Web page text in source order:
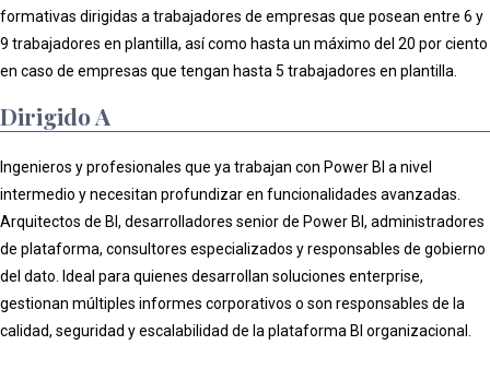
formativas dirigidas a trabajadores de empresas que posean entre 6 y
9 trabajadores en plantilla, así como hasta un máximo del 20 por ciento
en caso de empresas que tengan hasta 5 trabajadores en plantilla.
Dirigido A
Ingenieros y profesionales que ya trabajan con Power BI a nivel
intermedio y necesitan profundizar en funcionalidades avanzadas.
Arquitectos de BI, desarrolladores senior de Power BI, administradores
de plataforma, consultores especializados y responsables de gobierno
del dato. Ideal para quienes desarrollan soluciones enterprise,
gestionan múltiples informes corporativos o son responsables de la
calidad, seguridad y escalabilidad de la plataforma BI organizacional.